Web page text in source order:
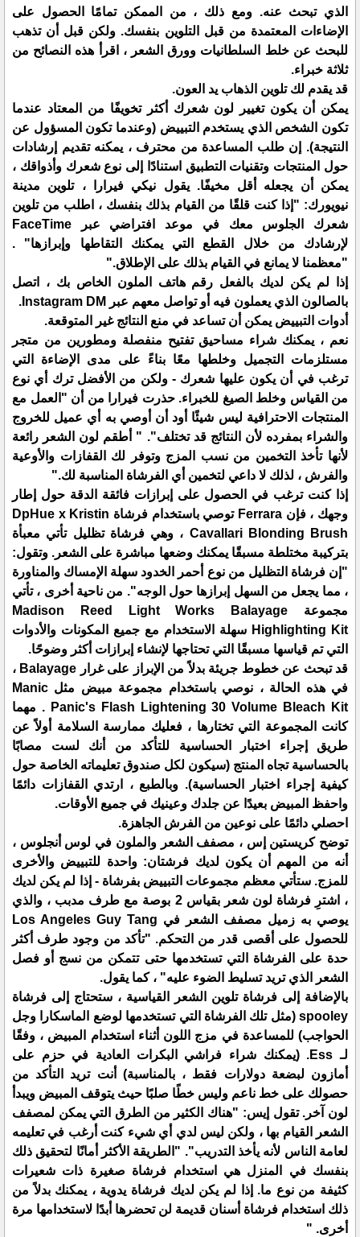
الذي تبحث عنه. ومع ذلك ، من الممكن تمامًا الحصول على
الإضاءات المعتمدة من قبل التلوين بنفسك. ولكن قبل أن تذهب
للبحث عن خلط السلطانيات وورق الشعر ، اقرأ هذه النصائح من
ثلاثة خبراء.
قد يقدم لك تلوين الذهاب يد العون.
يمكن أن يكون تغيير لون شعرك أكثر تخويفًا من المعتاد عندما
تكون الشخص الذي يستخدم التبييض (وعندما تكون المسؤول عن
النتيجة). إن طلب المساعدة من محترف ، يمكنه تقديم إرشادات
حول المنتجات وتقنيات التطبيق استنادًا إلى نوع شعرك وأذواقك ،
يمكن أن يجعله أقل مخيفًا. يقول نيكي فيرارا ، تلوين مدينة
نيويورك: "إذا كنت قلقًا من القيام بذلك بنفسك ، اطلب من تلوين
شعرك الجلوس معك في موعد افتراضي عبر FaceTime
لإرشادك من خلال القطع التي يمكنك التقاطها وإبرازها" .
"معظمنا لا يمانع في القيام بذلك على الإطلاق."
إذا لم يكن لديك بالفعل رقم هاتف الملون الخاص بك ، اتصل
بالصالون الذي يعملون فيه أو تواصل معهم عبر Instagram DM.
أدوات التبييض يمكن أن تساعد في منع النتائج غير المتوقعة.
نعم ، يمكنك شراء مساحيق تفتيح منفصلة ومطورين من متجر
مستلزمات التجميل وخلطها معًا بناءً على مدى الإضاءة التي
ترغب في أن يكون عليها شعرك - ولكن من الأفضل ترك أي نوع
من القياس وخلط الصيغ للخبراء. حذرت فيرارا من أن "العمل مع
المنتجات الاحترافية ليس شيئًا أود أن أوصي به أي عميل للخروج
والشراء بمفرده لأن النتائج قد تختلف". " أطقم لون الشعر رائعة
لأنها تأخذ التخمين من نسب المزج وتوفر لك القفازات والأوعية
والفرش ، لذلك لا داعي لتخمين أي الفرشاة المناسبة لك."
إذا كنت ترغب في الحصول على إبرازات فائقة الدقة حول إطار
وجهك ، فإن Ferrara توصي باستخدام فرشاة DpHue x Kristin
Cavallari Blonding Brush ، وهي فرشاة تظليل تأتي معبأة
بتركيبة مختلطة مسبقًا يمكنك وضعها مباشرة على الشعر. وتقول:
"إن فرشاة التظليل من نوع أحمر الخدود سهلة الإمساك والمناورة
، مما يجعل من السهل إبرازها حول الوجه". من ناحية أخرى ، تأتي
مجموعة Madison Reed Light Works Balayage
Highlighting Kit سهلة الاستخدام مع جميع المكونات والأدوات
التي تم قياسها مسبقًا التي تحتاجها لإنشاء إبرازات أكثر وضوحًا.
قد تبحث عن خطوط جريئة بدلاً من الإبراز على غرار Balayage ،
في هذه الحالة ، نوصي باستخدام مجموعة مبيض مثل Manic
Panic's Flash Lightening 30 Volume Bleach Kit . مهما
كانت المجموعة التي تختارها ، فعليك ممارسة السلامة أولاً عن
طريق إجراء اختبار الحساسية للتأكد من أنك لست مصابًا
بالحساسية تجاه المنتج (سيكون لكل صندوق تعليماته الخاصة حول
كيفية إجراء اختبار الحساسية). وبالطبع ، ارتدي القفازات دائمًا
واحفظ المبيض بعيدًا عن جلدك وعينيك في جميع الأوقات.
احصلي دائمًا على نوعين من الفرش الجاهزة.
توضح كريستين إس ، مصفف الشعر والملون في لوس أنجلوس ،
أنه من المهم أن يكون لديك فرشتان: واحدة للتبييض والأخرى
للمزج. ستأتي معظم مجموعات التبييض بفرشاة - إذا لم يكن لديك
، اشترِ فرشاة لون شعر بقياس 2 بوصة مع طرف مدبب ، والذي
يوصي به زميل مصفف الشعر في Los Angeles Guy Tang
للحصول على أقصى قدر من التحكم. "تأكد من وجود طرف أكثر
حدة على الفرشاة التي تستخدمها حتى تتمكن من نسج أو فصل
الشعر الذي تريد تسليط الضوء عليه" ، كما يقول.
بالإضافة إلى فرشاة تلوين الشعر القياسية ، ستحتاج إلى فرشاة
spooley (مثل تلك الفرشاة التي تستخدمها لوضع الماسكارا وجل
الحواجب) للمساعدة في مزج اللون أثناء استخدام المبيض ، وفقًا
لـ Ess. (يمكنك شراء فراشي البكرات العادية في حزم على
أمازون لبضعة دولارات فقط ، بالمناسبة) أنت تريد التأكد من
حصولك على خط ناعم وليس خطًا صلبًا حيث يتوقف المبيض ويبدأ
لون آخر. تقول إيس: "هناك الكثير من الطرق التي يمكن لمصفف
الشعر القيام بها ، ولكن ليس لدي أي شيء كنت أرغب في تعليمه
لعامة الناس لأنه يأخذ التدريب". "الطريقة الأكثر أمانًا لتحقيق ذلك
بنفسك في المنزل هي استخدام فرشاة صغيرة ذات شعيرات
كثيفة من نوع ما. إذا لم يكن لديك فرشاة يدوية ، يمكنك بدلاً من
ذلك استخدام فرشاة أسنان قديمة لن تحضرها أبدًا لاستخدامها مرة
أخرى. "